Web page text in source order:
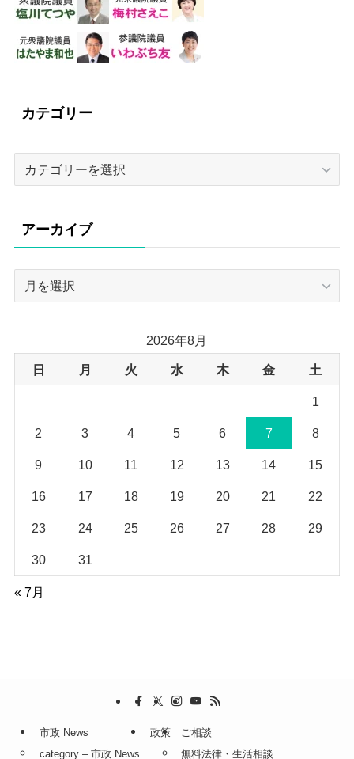
カテゴリー
リ
ー
アーカイブ
ブ
2026年8月
日 月 火 水 木 金 土
1
2 3 4 5 6 7 8
9 10 11 12 13 14 15
16 17 18 19 20 21 22
23 24 25 26 27 28 29
30 31
« 7月
市政 News
category – 市政 News
政策
ご相談
無料法律・生活相談